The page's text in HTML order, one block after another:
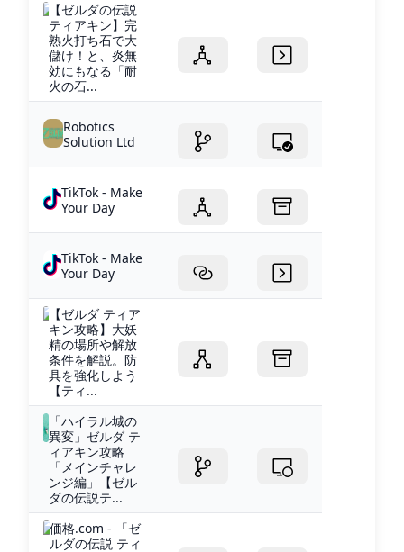
【ゼルダの伝説
ティアキン】完
熟火打ち石で大
儲け！と、炎無
効にもなる「耐
火の石...
Robotics
Solution Ltd
TikTok - Make
Your Day
TikTok - Make
Your Day
【ゼルダ ティア
キン攻略】大妖
精の場所や解放
条件を解説。防
具を強化しよう
【ティ...
「ハイラル城の
異変」ゼルダ テ
ィアキン攻略
「メインチャレ
ンジ編」【ゼル
ダの伝説テ...
価格.com - 「ゼ
ルダの伝説 ティ